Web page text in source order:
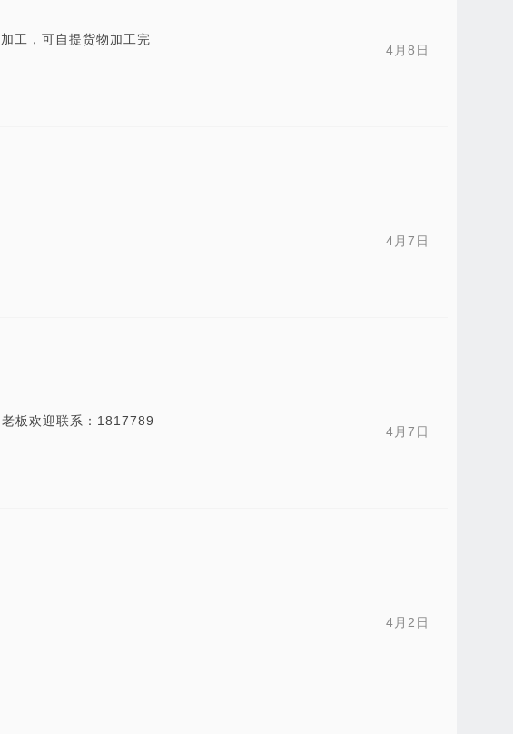
4月8日
工，可自提货物加工完
4月7日
4月7日
板欢迎联系：1817789
4月2日